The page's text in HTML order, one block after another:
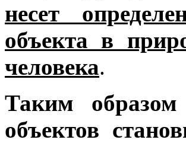
несет
объекта в
человека.
Таким
объектов